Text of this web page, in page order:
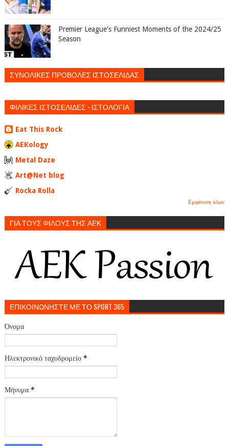
Premier League's Funniest Moments of the 2024/25
Season
ΣΥΝΟΛΙΚΕΣ ΠΡΟΒΟΛΕΣ ΙΣΤΟΣΕΛΙΔΑΣ
ΦΙΛΙΚΕΣ ΙΣΤΟΣΕΛΙΔΕΣ - ΙΣΤΟΛΟΓΙΑ
Eat This Rock
AEKology
Metal Daze
Art@Net blog
Rocka Rolla
Εμφάνιση όλων
ΓΙΑ ΤΟΥΣ ΦΙΛΟΥΣ ΤΗΣ ΑΕΚ
ΕΠΙΚΟΙΝΩΝΗΣΤΕ ΜΕ ΤΟ SPORT 365
Όνομα
Ηλεκτρονικό ταχυδρομείο *
Μήνυμα *